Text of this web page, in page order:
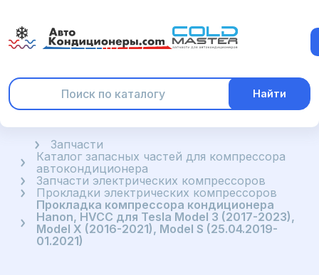
Найти
ГлавнаяЗапчасти
Каталог запасных частей для компрессора
автокондиционера
Запчасти электрических компрессоров
Прокладки электрических компрессоров
Прокладка компрессора кондиционера
Hanon, HVCC для Tesla Model 3 (2017-2023),
Model X (2016-2021), Model S (25.04.2019-
01.2021)